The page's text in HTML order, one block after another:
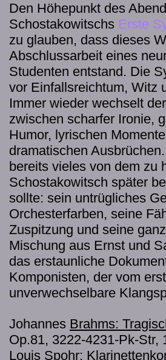
Den Höhepunkt des
Schostakowitschs Erste
zu glauben, dass dieses
Abschlussarbeit eines
Studenten entstand. Die
vor Einfallsreichtum, Witz
Immer wieder wechselt
zwischen scharfer Ironie,
Humor, lyrischen
dramatischen
bereits vieles von dem zu
Schostakowitsch später
sollte: sein untrügliches
Orchesterfarben, seine
Zuspitzung und seine
Mischung aus Ernst und
das erstaunliche
Komponisten, der vom
unverwechselbare
Johannes Brahms:
Op.81, 3222-4231-Pk-Str,
Louis Spohr: